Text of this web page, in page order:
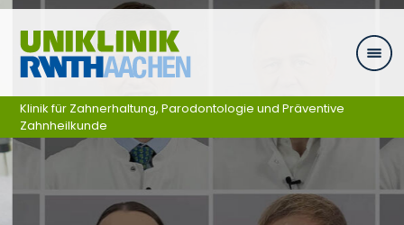
Ga naar navigatie
Klinik für Zahnerhaltung, Parodontologie und Präventive
Zahnheilkunde